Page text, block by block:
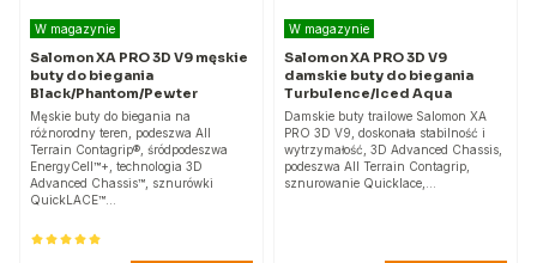
W magazynie
Salomon XA PRO 3D V9 męskie
buty do biegania
Black/Phantom/Pewter
Męskie buty do biegania na
różnorodny teren, podeszwa All
Terrain Contagrip®, śródpodeszwa
EnergyCell™+, technologia 3D
Advanced Chassis™, sznurówki
QuickLACE™…
W magazynie
Salomon XA PRO 3D V9
damskie buty do biegania
Turbulence/Iced Aqua
Damskie buty trailowe Salomon XA
PRO 3D V9, doskonała stabilność i
wytrzymałość, 3D Advanced Chassis,
podeszwa All Terrain Contagrip,
sznurowanie Quicklace,…